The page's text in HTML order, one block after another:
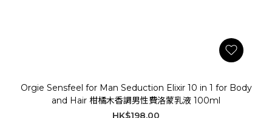
Orgie Sensfeel for Man Seduction Elixir 10 in 1 for Body
and Hair 柑橘木香調男性費洛蒙乳液 100ml
HK$198.00